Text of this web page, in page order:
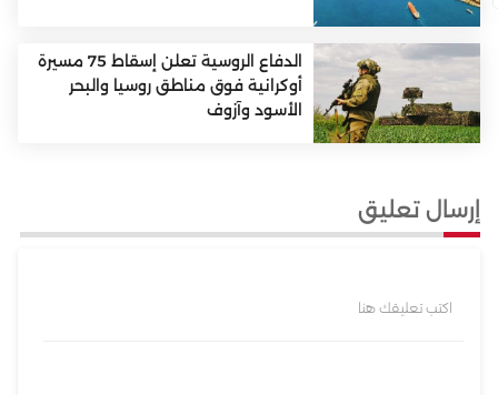
الدفاع الروسية تعلن إسقاط 75 مسيرة
أوكرانية فوق مناطق روسيا والبحر
الأسود وآزوف
إرسال تعليق
اكتب تعليقك هنا